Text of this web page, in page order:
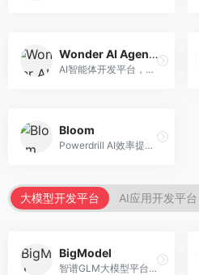
Wonder AI Agents
AI智能体开发平台，专注于低代码智能体创建。面向开发者，提供可视化开发、模板库、部署服务等功能，开发门槛低。
Bloom
Powerdrill AI效率提升平台，专注于企业智能化。面向企业用户，提供智能体创建、流程自动化、数据分析等服务，企业效率提升显著。
大模型开发平台 AI应用开发平台
BigModel
智谱GLM大模型平台，提供API调用与模型服务。面向开发者和企业用户，提供GLM系列模型API、微调服务、应用开发工具等，开源生态完善。